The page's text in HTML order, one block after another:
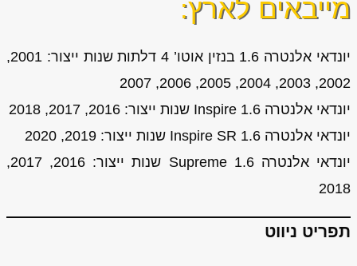
מייבאים לארץ:
יונדאי אלנטרה 1.6 בנזין אוטו’ 4 דלתות שנות ייצור: 2001,
2002, 2003, 2004, 2005, 2006, 2007
יונדאי אלנטרה 1.6 Inspire שנות ייצור: 2016, 2017, 2018
יונדאי אלנטרה 1.6 Inspire SR שנות ייצור: 2019, 2020
יונדאי אלנטרה 1.6 Supreme שנות ייצור: 2016, 2017,
2018
תפריט ניווט